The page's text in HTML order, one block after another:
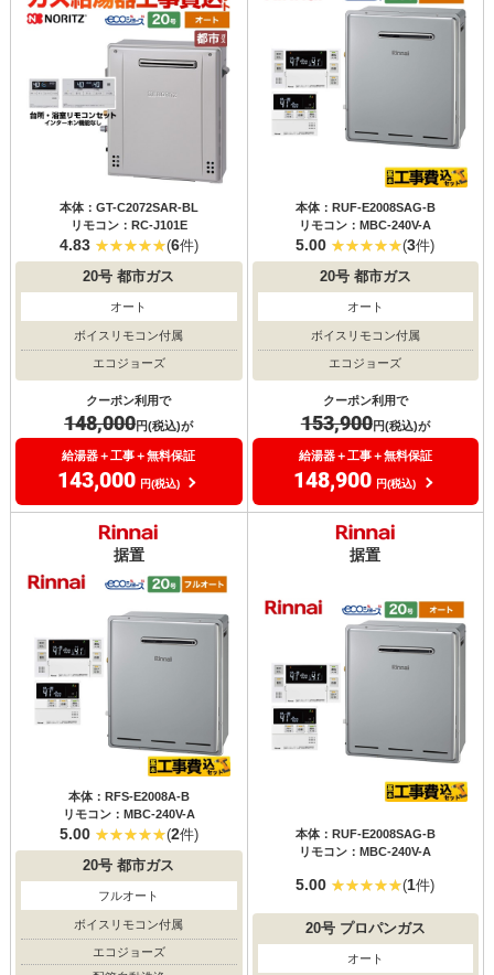
本体：GT-C2072SAR-BL
リモコン：RC-J101E
4.83 (6件)
20号 都市ガス
オート
ボイスリモコン付属
エコジョーズ
クーポン利用で
148,000円(税込)が
給湯器＋工事＋無料保証
143,000 円(税込)
本体：RUF-E2008SAG-B
リモコン：MBC-240V-A
5.00 (3件)
20号都市ガス
オート
ボイスリモコン付属
エコジョーズ
クーポン利用で
153,900円(税込)が
給湯器＋工事＋無料保証
148,900 円(税込)
据置
本体：RFS-E2008A-B
リモコン：MBC-240V-A
5.00 (2件)
20号 都市ガス
フルオート
ボイスリモコン付属
エコジョーズ
据置
本体：RUF-E2008SAG-B
リモコン：MBC-240V-A
5.00 (1件)
20号プロパンガス
オート